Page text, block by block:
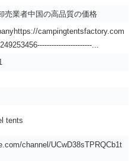
売業者中国の高品質の価格
campingtentsfactory.com
...
tents
channel/UCwD38sTPRQCb1t